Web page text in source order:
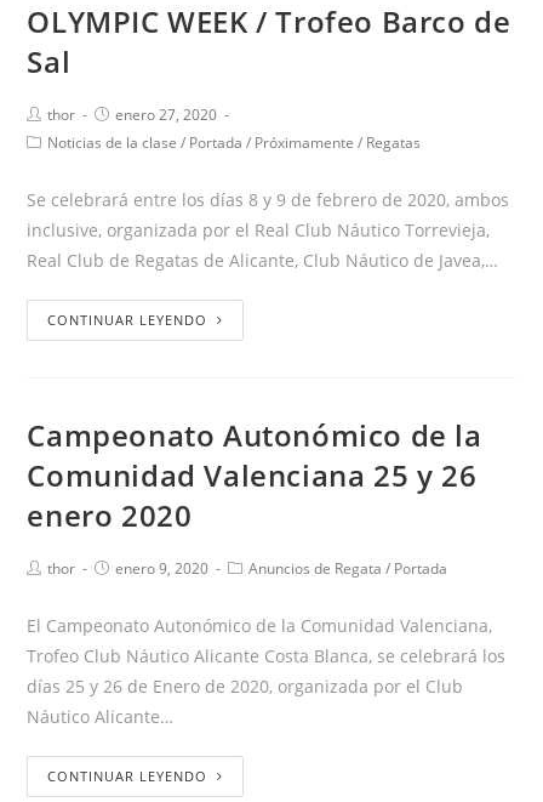
OLYMPIC WEEK / Trofeo Barco de
Sal
thor
enero 27, 2020
Noticias de la clase / Portada / Próximamente / Regatas
Se celebrará entre los días 8 y 9 de febrero de 2020, ambos
inclusive, organizada por el Real Club Náutico Torrevieja,
Real Club de Regatas de Alicante, Club Náutico de Javea,…
CONTINUAR LEYENDO
Campeonato Autonómico de la
Comunidad Valenciana 25 y 26
enero 2020
thor enero 9, 2020 Anuncios de Regata / Portada
El Campeonato Autonómico de la Comunidad Valenciana,
Trofeo Club Náutico Alicante Costa Blanca, se celebrará los
días 25 y 26 de Enero de 2020, organizada por el Club
Náutico Alicante…
CONTINUAR LEYENDO